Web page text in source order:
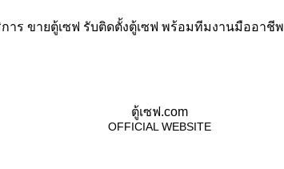
าร ขายตู้เซฟ รับติดตั้งตู้เซฟ พร้อมทีมงานมืออาชีพ
ตู้เซฟ.com
OFFICIAL WEBSITE